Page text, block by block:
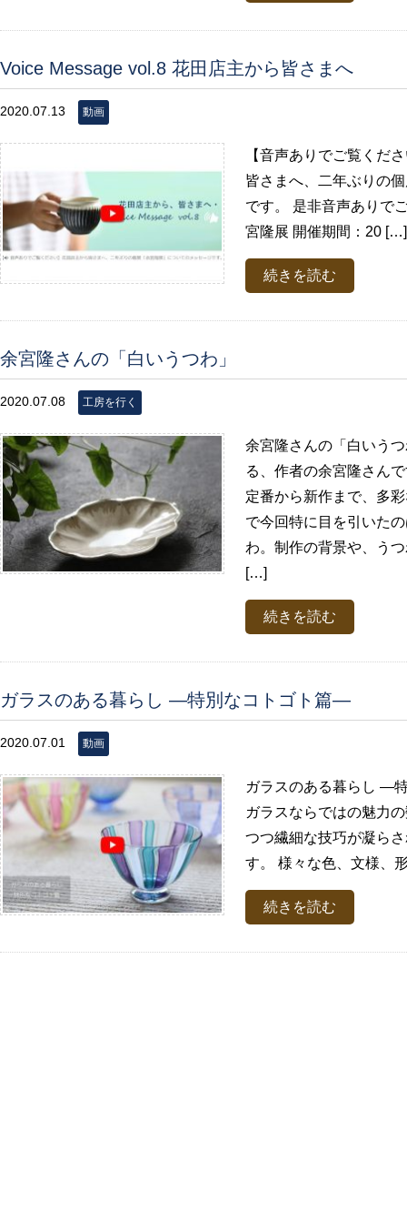
Voice Message vol.8 花田店主から皆さまへ
2020.07.13 動画
【音声ありでご覧くだ
皆さまへ、二年ぶりの
です。 是非音声ありで
宮隆展 開催期間：20 […]
続きを読む
余宮隆さんの「白いうつわ」
2020.07.08 工房を行く
余宮隆さんの「白いう
る、作者の余宮隆さん
定番から新作まで、多
で今回特に目を引いた
わ。制作の背景や、う
[…]
続きを読む
ガラスのある暮らし ―特別なコトゴト篇―
2020.07.01 動画
ガラスのある暮らし ―
ガラスならではの魅力
つつ繊細な技巧が凝ら
す。 様々な色、文様、
続きを読む